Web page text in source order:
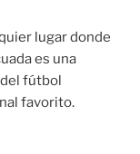
lugar donde
es una
fútbol
favorito.